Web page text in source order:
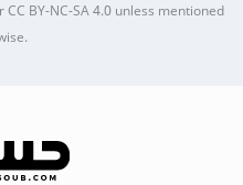
CC BY-NC-SA 4.0unless mentioned